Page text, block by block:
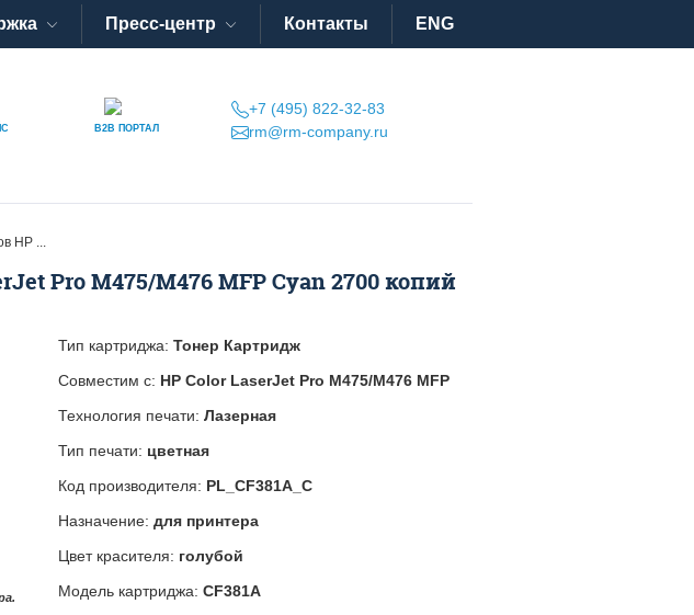
Пресс-центр Контакты ENG
B2B ПОРТАЛ
+7 (495) 822-32-83
rm@rm-company.ru
HP ...
Pro M475/M476 MFP Cyan 2700 копий
Тип картриджа: Тонер Картридж
Совместим с: HP Color LaserJet Pro M475/M476 MFP
Технология печати: Лазерная
Тип печати: цветная
Код производителя: PL_CF381A_C
Назначение: для принтера
Цвет красителя: голубой
Модель картриджа: CF381A